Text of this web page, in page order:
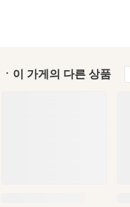
ㆍ이 가게의 다른 상품